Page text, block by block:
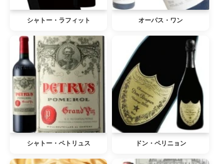
シャトー・ラフィット オーパス・ワン
シャトー・ペトリュス ドン・ペリニョン